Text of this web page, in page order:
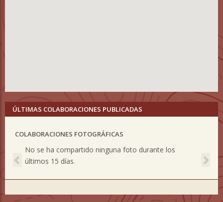
ÚLTIMAS COLABORACIONES PUBLICADAS
COLABORACIONES FOTOGRÁFICAS
No se ha compartido ninguna foto durante los
últimos 15 días.
Previous